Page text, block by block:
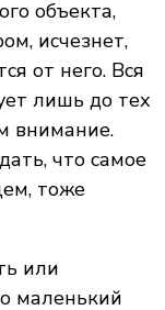
объекта,
исчезнет,
от него. Вся
лишь до тех
внимание.
что самое
тоже
или
маленький